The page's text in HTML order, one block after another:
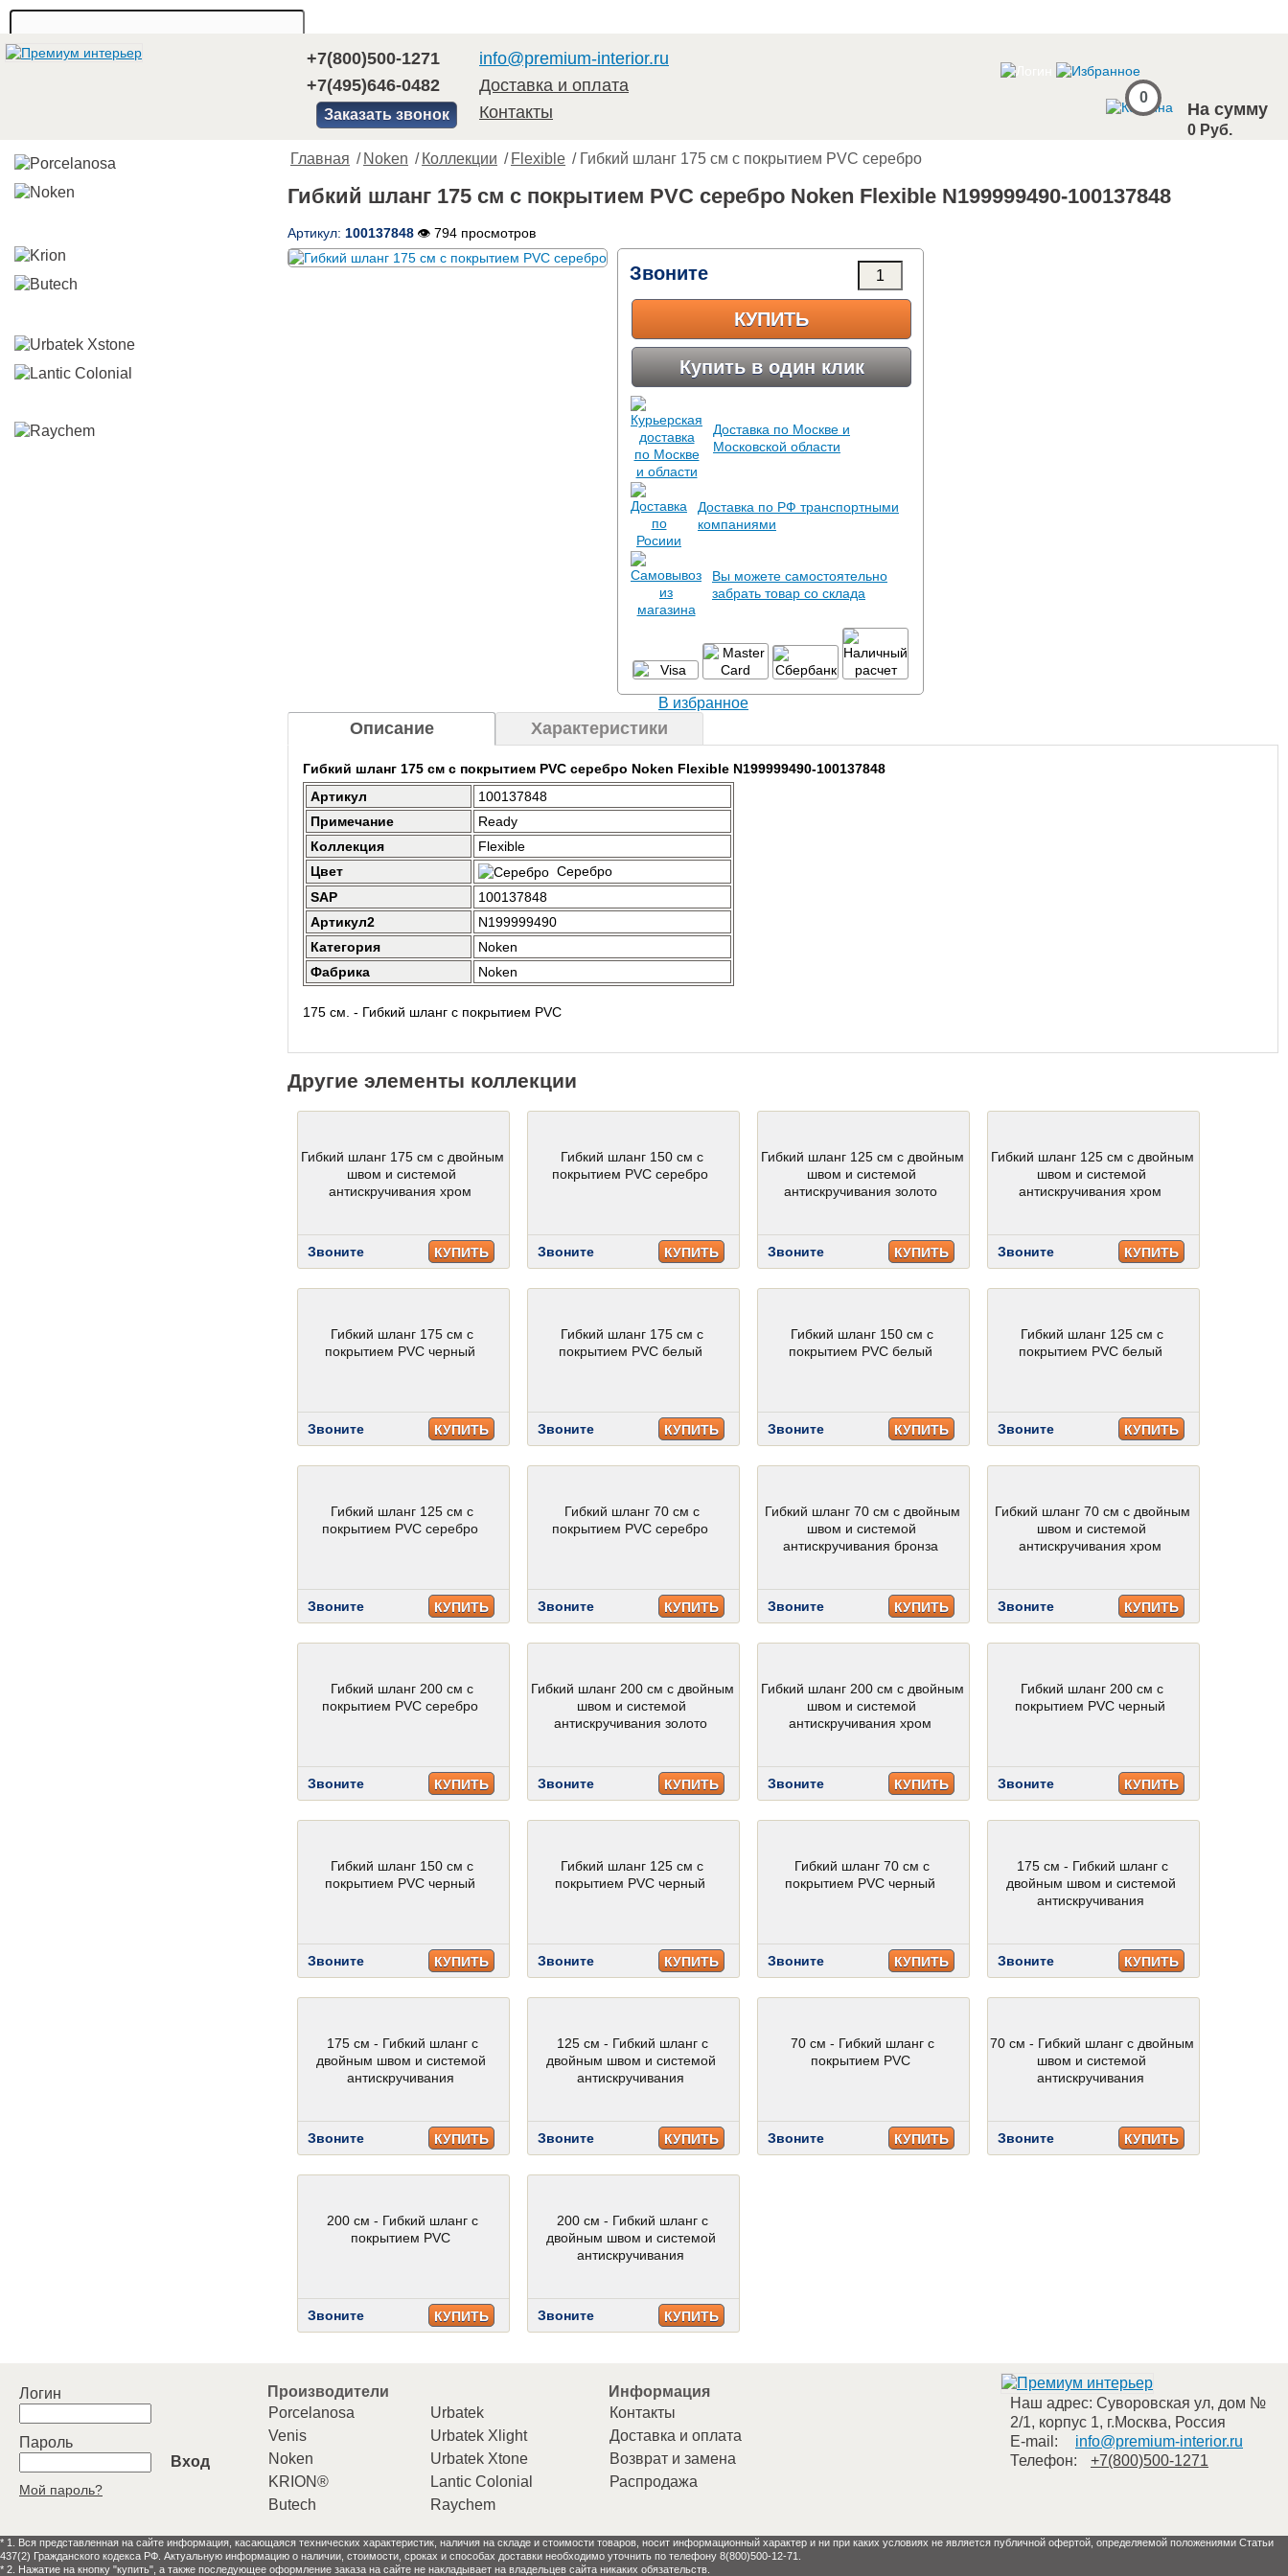
+7(800)500-1271
+7(495)646-0482
Заказать звонок
info@premium-interior.ru
Доставка и оплата
Контакты
0
На сумму
0 Руб.
Главная / Noken / Коллекции / Flexible / Гибкий шланг 175 см с покрытием PVC серебро
Гибкий шланг 175 см с покрытием PVC серебро Noken Flexible N199999490-100137848
Артикул: 100137848 👁 794 просмотров
Звоните
КУПИТЬ
Купить в один клик
Доставка по Москве и
Московской области
Доставка по РФ транспортными
компаниями
Вы можете самостоятельно
забрать товар со склада
В избранное
Описание Характеристики
Гибкий шланг 175 см с покрытием PVC серебро Noken Flexible N199999490-100137848
Артикул
100137848
Примечание
Ready
Коллекция
Flexible
Цвет
Серебро
SAP
100137848
Артикул2
N199999490
Категория
Noken
Фабрика
Noken
175 см. - Гибкий шланг с покрытием PVC
Другие элементы коллекции
Гибкий шланг 175 см с двойным
швом и системой
антискручивания хром
Звоните КУПИТЬ
Гибкий шланг 150 см с
покрытием PVC серебро
Звоните КУПИТЬ
Гибкий шланг 125 см с двойным
швом и системой
антискручивания золото
Звоните КУПИТЬ
Гибкий шланг 125 см с двойным
швом и системой
антискручивания хром
Звоните КУПИТЬ
Гибкий шланг 175 см с
покрытием PVC черный
Звоните КУПИТЬ
Гибкий шланг 175 см с
покрытием PVC белый
Звоните КУПИТЬ
Гибкий шланг 150 см с
покрытием PVC белый
Звоните КУПИТЬ
Гибкий шланг 125 см с
покрытием PVC белый
Звоните КУПИТЬ
Гибкий шланг 125 см с
покрытием PVC серебро
Звоните КУПИТЬ
Гибкий шланг 70 см с
покрытием PVC серебро
Звоните КУПИТЬ
Гибкий шланг 70 см с двойным
швом и системой
антискручивания бронза
Звоните КУПИТЬ
Гибкий шланг 70 см с двойным
швом и системой
антискручивания хром
Звоните КУПИТЬ
Гибкий шланг 200 см с
покрытием PVC серебро
Звоните КУПИТЬ
Гибкий шланг 200 см с двойным
швом и системой
антискручивания золото
Звоните КУПИТЬ
Гибкий шланг 200 см с двойным
швом и системой
антискручивания хром
Звоните КУПИТЬ
Гибкий шланг 200 см с
покрытием PVC черный
Звоните КУПИТЬ
Гибкий шланг 150 см с
покрытием PVC черный
Звоните КУПИТЬ
Гибкий шланг 125 см с
покрытием PVC черный
Звоните КУПИТЬ
Гибкий шланг 70 см с
покрытием PVC черный
Звоните КУПИТЬ
175 см - Гибкий шланг с
двойным швом и системой
антискручивания
Звоните КУПИТЬ
175 см - Гибкий шланг с
двойным швом и системой
антискручивания
Звоните КУПИТЬ
125 см - Гибкий шланг с
двойным швом и системой
антискручивания
Звоните КУПИТЬ
70 см - Гибкий шланг с
покрытием PVC
Звоните КУПИТЬ
70 см - Гибкий шланг с двойным
швом и системой
антискручивания
Звоните КУПИТЬ
200 см - Гибкий шланг с
покрытием PVC
Звоните КУПИТЬ
200 см - Гибкий шланг с
двойным швом и системой
антискручивания
Звоните КУПИТЬ
Логин
Пароль
Вход
Мой пароль?
Производители
Porcelanosa
Venis
Noken
KRION®
Butech
Urbatek
Urbatek Xlight
Urbatek Xtone
Lantic Colonial
Raychem
Информация
Контакты
Доставка и оплата
Возврат и замена
Распродажа
Наш адрес: Суворовская ул, дом №
2/1, корпус 1, г.Москва, Россия
E-mail:
info@premium-interior.ru
Телефон:
+7(800)500-1271
* 1. Вся представленная на сайте информация, касающаяся технических характеристик, наличия на складе и стоимости товаров, носит информационный характер и ни при каких условиях не является публичной офертой, определяемой положениями Статьи
437(2) Гражданского кодекса РФ. Актуальную информацию о наличии, стоимости, сроках и способах доставки необходимо уточнить по телефону 8(800)500-12-71.
* 2. Нажатие на кнопку "купить", а также последующее оформление заказа на сайте не накладывает на владельцев сайта никаких обязательств.